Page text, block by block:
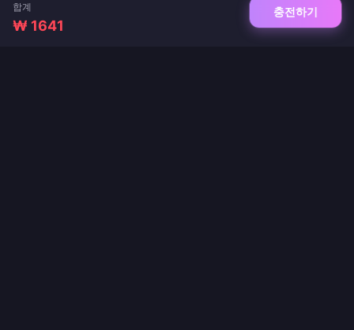
합계
₩ 1641
충전하기